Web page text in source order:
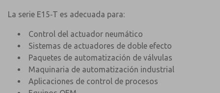
La serie E15‑T es adecuada para:
Control del actuador neumático
Sistemas de actuadores de doble efecto
Paquetes de automatización de válvulas
Maquinaria de automatización industrial
Aplicaciones de control de procesos